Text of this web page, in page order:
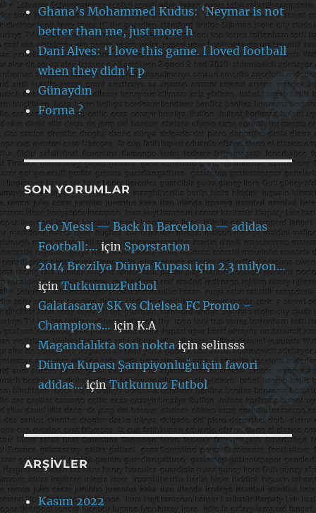
Ghana’s Mohammed Kudus: ‘Neymar is not
better than me, just more h
Dani Alves: ‘I love this game. I loved football
when they didn’t p
Günaydın
Forma ?
SON YORUMLAR
Leo Messi — Back in Barcelona — adidas
Football:…için Sporstation
2014 Brezilya Dünya Kupası için 2.3 milyon…
içinTutkumuzFutbol
Galatasaray SK vs Chelsea FC Promo –
Champions… içinK.A
Magandalıkta son nokta içinselinsss
Dünya Kupası Şampiyonluğu için favori
adidas…içinTutkumuz Futbol
ARŞIVLER
Kasım 2022